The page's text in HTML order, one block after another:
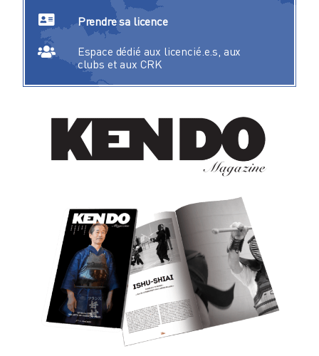
Prendre sa licence
Espace dédié aux licencié.e.s, aux
clubs et aux CRK